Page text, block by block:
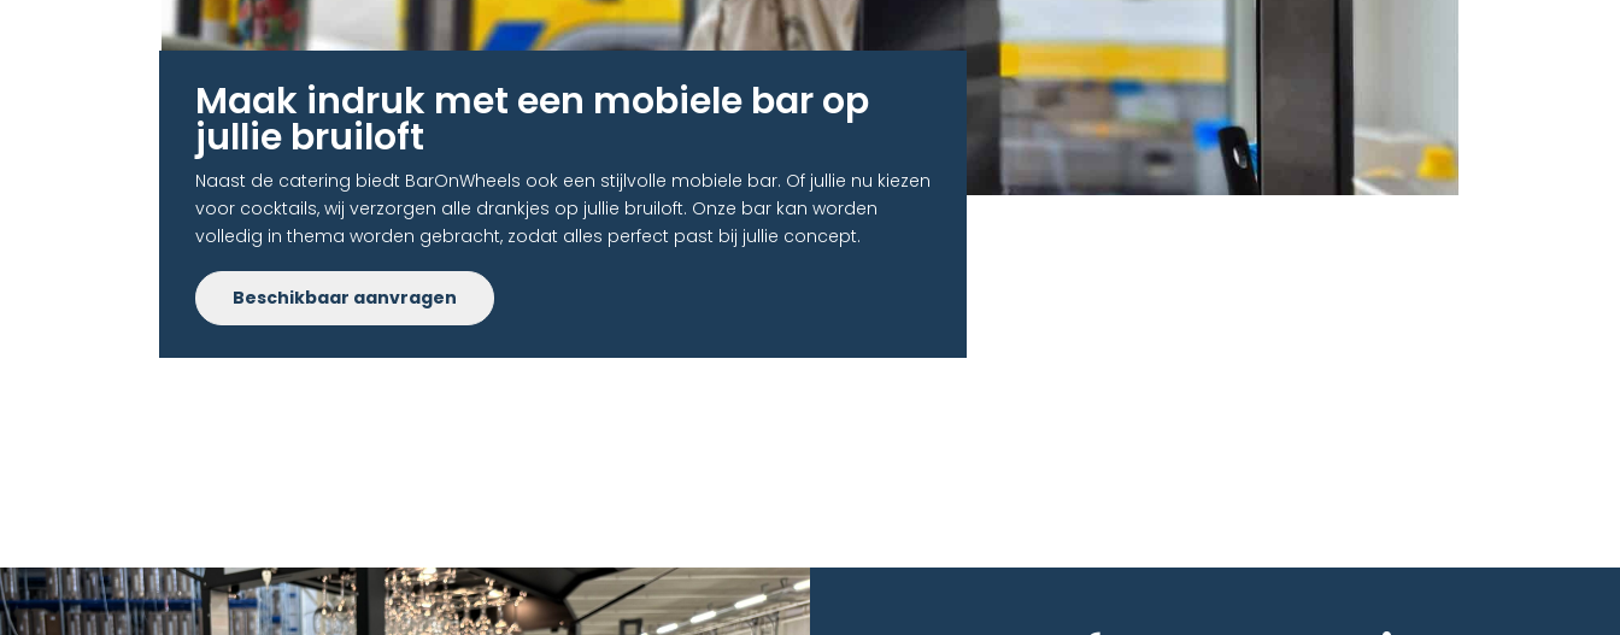
Maak indruk met een mobiele bar op
jullie bruiloft​
Naast de catering biedt BarOnWheels ook een stijlvolle mobiele bar. Of jullie nu kiezen
voor cocktails, wij verzorgen alle drankjes op jullie bruiloft. Onze bar kan worden
volledig in thema worden gebracht, zodat alles perfect past bij jullie concept.
Beschikbaar aanvragen